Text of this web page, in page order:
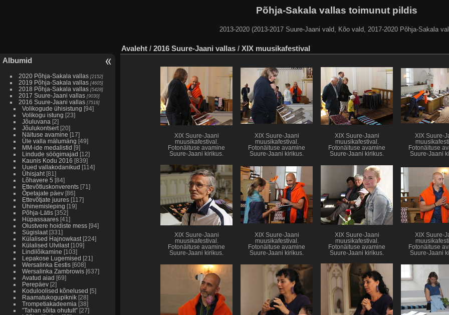
Põhja-Sakala vallas toimunut pildis
2013-2020 (2013-2017 Suure-Jaani vald, Kõo vald, 2017-2020 Põhja-Sakala
Albumid
2020 Põhja-Sakala vallas [2152]
2019 Põhja-Sakala vallas [4605]
2018 Põhja-Sakala vallas [5428]
2017 Suure-Jaani vallas [9030]
2016 Suure-Jaani vallas [7518]
Volikogude ühisistung [94]
Volikogu istung [23]
Jõuluvana [2]
Jõulukontsert [20]
Näituse avamine [17]
Üle valla mälumäng [49]
MM-ide medalistid [9]
Lindude söögimajad [12]
Kaunis Kodu 2016 [839]
Uued vallakodanikud [114]
Ühisjaht [81]
Lõhavere 5 [84]
Ettevõtluskonverents [71]
Õpetajate päev [86]
Ettevõtjate juures [117]
Ühinemisleping [19]
Põhja-Lätis [352]
Hüpassaares [41]
Olustvere hoidiste mess [94]
Sügislaat [331]
Külalised Hajnowkast [224]
Külalised Ulvilast [109]
Lindilõikamine [103]
Lepakose Lugemised [21]
Wersalinka Eestis [608]
Wersalinka Zambrowis [637]
Avatud aiad [69]
Perepäev [2]
Koduloolised kõnelused [5]
Raamatukogupiknik [28]
Trompetiakadeemia [38]
”Tahan sõita ohutult” [27]
Avaleht / 2016 Suure-Jaani vallas / XIX muusikafestival
XIX Suure-Jaani
muusikafestival.
Fotonäituse avamine
Suure-Jaani kirikus.
XIX Suure-Jaani
muusikafestival.
Fotonäituse avamine
Suure-Jaani kirikus.
XIX Suure-Jaani
muusikafestival.
Fotonäituse avamine
Suure-Jaani kirikus.
XIX Suure-
Fotonäituse
Suure-Jaani
XIX Suure-Jaani
muusikafestival.
Fotonäituse avamine
Suure-Jaani kirikus.
XIX Suure-Jaani
muusikafestival.
Fotonäituse avamine
Suure-Jaani kirikus.
XIX Suure-Jaani
muusikafestival.
Fotonäituse avamine
Suure-Jaani kirikus.
XIX Suure-
Fotonäituse
Suure-Jaani